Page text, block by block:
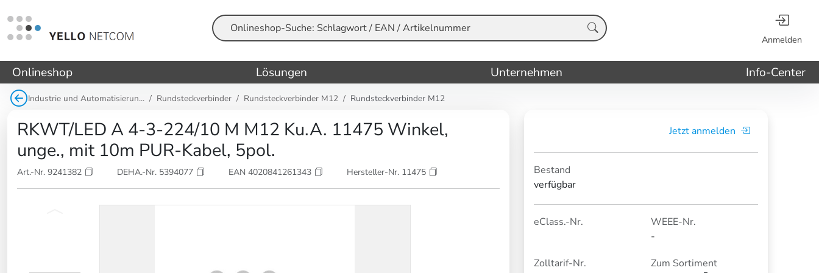
Suche Anmelden
Onlineshop Lösungen Unternehmen Info-Center
Industrie und Automatisierun... Rundsteckverbinder Rundsteckverbinder M12 Rundsteckverbinder M12
RKWT/LED A 4-3-224/10 M M12 Ku.A. 11475 Winkel,
unge., mit 10m PUR-Kabel, 5pol.
Art.-Nr. 9241382 DEHA.-Nr. 5394077 EAN 4020841261343 Hersteller-Nr. 11475
Jetzt anmelden
Bestand
verfügbar
eClass.-Nr.
WEEE-Nr.
-
Zolltarif-Nr.
Zum Sortiment